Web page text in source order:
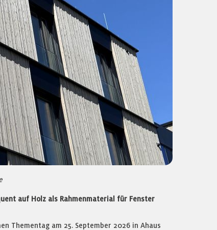
auf Holz als Rahmenmaterial für Fenster
Thementag am 25. September 2026 in Ahaus